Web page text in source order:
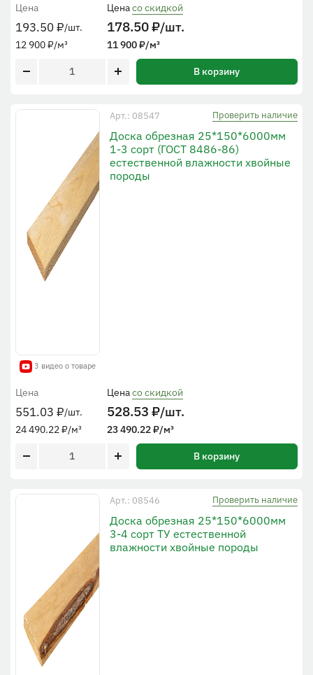
Цена
193.50₽/шт.
12 900₽/м³
Ценасо скидкой
178.50₽/шт.
11 900₽/м³
В корзину
3 видео о товаре
Арт.: 08547 Проверить наличие
Доска обрезная 25*150*6000мм
1-3 сорт (ГОСТ 8486-86)
естественной влажности хвойные
породы
Цена
551.03 ₽/шт.
24 490.22₽/м³
Ценасо скидкой
528.53 ₽/шт.
23 490.22₽/м³
В корзину
Арт.: 08546 Проверить наличие
Доска обрезная 25*150*6000мм
3-4 сорт ТУ естественной
влажности хвойные породы